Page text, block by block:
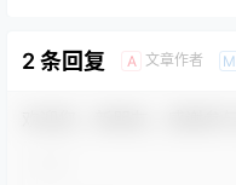
2 条回复 A 文章作者 M